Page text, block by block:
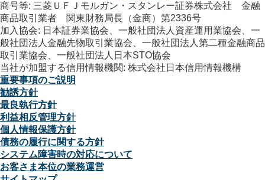
商号等: 三菱ＵＦＪモルガン・スタンレー証券株式会社 金融
商品取引業者 関東財務局長（金商）第2336号
加入協会: 日本証券業協会、一般社団法人資産運用業協会、一
般社団法人金融先物取引業協会、一般社団法人第二種金融商品
取引業協会、一般社団法人日本STO協会
当社が加盟する信用情報機関: 株式会社日本信用情報機構
重要事項のご説明
勧誘方針
最良執行方針
利益相反管理方針
個人情報保護方針
債務の履行に関する方針
システム障害時の対応について
お客さま本位の業務運営